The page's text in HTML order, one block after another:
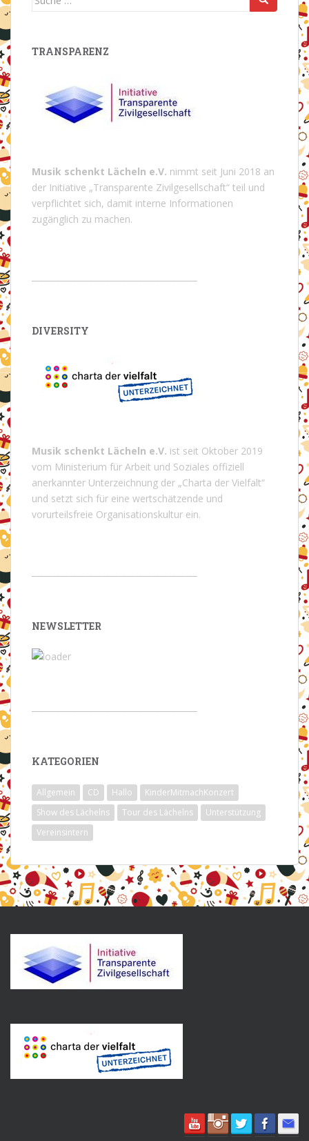
TRANSPARENZ
Musik schenkt Lächeln e.V. nimmt seit Juni 2018 an
der Initiative „Transparente Zivilgesellschaft“ teil und
verpflichtet sich, damit interne Informationen
zugänglich zu machen.
DIVERSITY
Musik schenkt Lächeln e.V. ist seit Oktober 2019
vom Ministerium für Arbeit und Soziales offiziell
anerkannter Unterzeichnung der „Charta der Vielfalt“
und setzt sich für eine wertschätzende und
vorurteilsfreie Organisationskultur ein.
NEWSLETTER
KATEGORIEN
Allgemein CD Hallo
KinderMitmachKonzert
Show des Lächelns
Tour des Lächelns
Unterstützung
Vereinsintern